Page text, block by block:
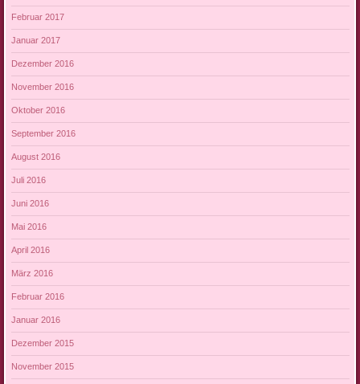
Februar 2017
Januar 2017
Dezember 2016
November 2016
Oktober 2016
September 2016
August 2016
Juli 2016
Juni 2016
Mai 2016
April 2016
März 2016
Februar 2016
Januar 2016
Dezember 2015
November 2015